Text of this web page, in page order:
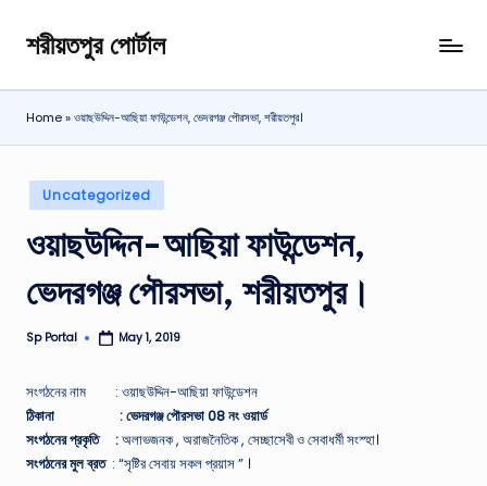
Skip
content
শরীয়তপুর পোর্টাল
শরীয়তপুর
জেলা
বিষয়ক
পোর্টাল
Home»ওয়াছউদ্দিন-আছিয়া ফাউন্ডেশন, ভেদরগঞ্জ পৌরসভা, শরীয়তপুর।
Posted
in
Uncategorized
ওয়াছউদ্দিন-আছিয়া ফাউন্ডেশন,
ভেদরগঞ্জ পৌরসভা, শরীয়তপুর।
Posted
Sp Portal May 1, 2019
সংগঠনের নাম : ওয়াছউদ্দিন-আছিয়া ফাউন্ডেশন
ঠিকানা : ভেদরগঞ্জ পৌরসভা 08 নং ওয়ার্ড
সংগঠনের প্রকৃতি :অলাভজনক , অরাজনৈতিক , সেচ্ছাসেবী ও সেবাধর্মী সংস্হা।
সংগঠনের মুল ব্রত: “সৃষ্টির সেবায় সকল প্রয়াস ” ।